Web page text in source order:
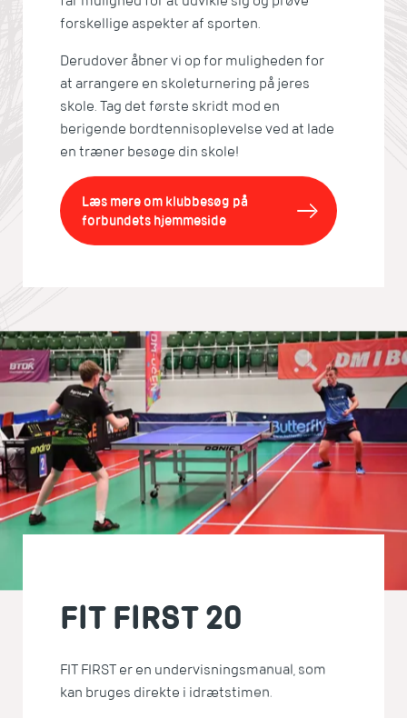
forskellige aspekter af sporten.
Derudover åbner vi op for muligheden for
at arrangere en skoleturnering på jeres
skole. Tag det første skridt mod en
berigende bordtennisoplevelse ved at lade
en træner besøge din skole!
Læs mere om klubbesøg på
forbundets hjemmeside
FIT FIRST 20
FIT FIRST er en undervisningsmanual, som
kan bruges direkte i idrætstimen.